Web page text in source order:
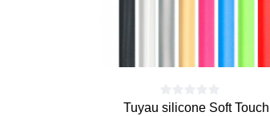
Tuyau silicone Soft Touch